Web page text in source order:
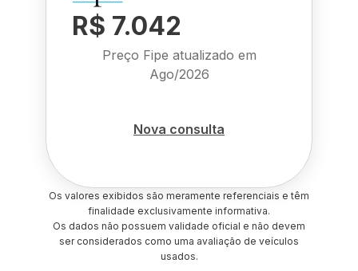
R$ 7.042
Preço Fipe atualizado em
Ago/2026
Nova consulta
Os valores exibidos são meramente referenciais e têm
finalidade exclusivamente informativa.
Os dados não possuem validade oficial e não devem
ser considerados como uma avaliação de veículos
usados.